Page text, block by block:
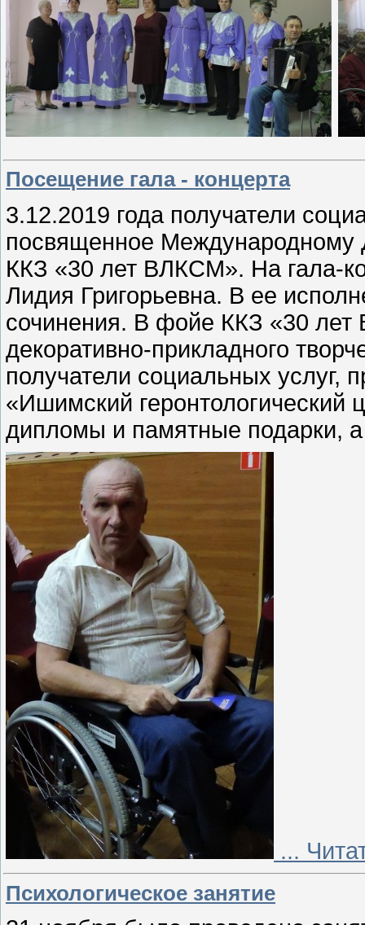
Посещение гала - концерта
3.12.2019 года получатели
посвященное Международному
ККЗ «30 лет ВЛКСМ». На гала-
Лидия Григорьевна. В ее
сочинения. В фойе ККЗ «30
декоративно-прикладного
получатели социальных
«Ишимский геронтологический
дипломы и памятные подарки,
...
Психологическое занятие